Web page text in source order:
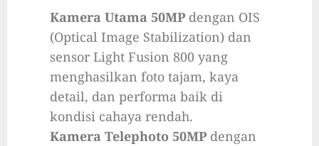
Kamera Utama 50MP dengan OIS
(Optical Image Stabilization) dan
sensor Light Fusion 800 yang
menghasilkan foto tajam, kaya
detail, dan performa baik di
kondisi cahaya rendah.
Kamera Telephoto 50MP dengan